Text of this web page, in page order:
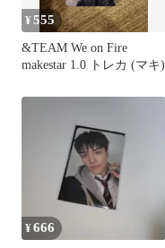
¥555
&TEAM We on Fire
makestar 1.0 トレカ (マキ)
¥666